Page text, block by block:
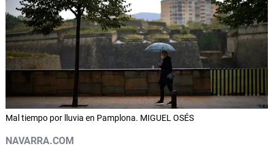
Mal tiempo por lluvia en Pamplona. MIGUEL OSÉS
NAVARRA.COM